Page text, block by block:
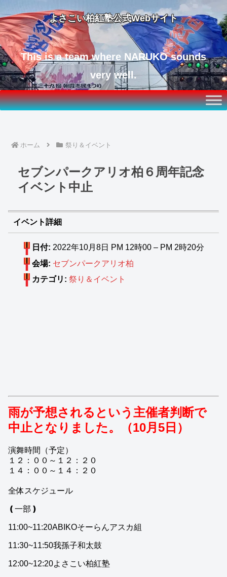
よさこい柏紅塾公式Webサイト
This is a team where NARUKO sounds
very well.
ホーム 祭り＆イベント
セブンパークアリオ柏６周年記念
イベント中止
イベント詳細
日付: 2022年10月8日 PM 12時00 – PM 2時20分
会場: セブンパークアリオ柏
カテゴリ: 祭り＆イベント
雨が予想されるという主催者判断で
中止となりました。（10月5日）
演舞時間（予定）
１２：００～１２：２０
１４：００～１４：２０
全体スケジュール
❪一部❫
11:00~11:20ABIKOそーらんアスカ組
11:30~11:50我孫子和太鼓
12:00~12:20よさこい柏紅塾